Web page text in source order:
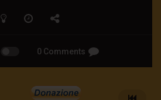
0 Comments